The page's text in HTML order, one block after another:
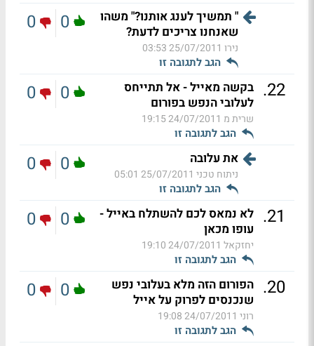
" תמשיך לענג אותנו?" משהו
שאנחנו צריכים לדעת?
נירו 25/07/2011 03:53
הגב לתגובה זו
0
0
22
. בקשה מאייל - אל תתייחס
לעלובי הנפש בפורום
שרית מ 24/07/2011 19:15
הגב לתגובה זו
0
0
את עלובה
ניתוח טכני 25/07/2011 05:01
הגב לתגובה זו
0
0
21
. לא נמאס לכם להשתלח באייל -
עופו מכאן
יחזקאל 24/07/2011 19:10
הגב לתגובה זו
0
0
20
. הפורום הזה מלא בעלובי נפש
שנכנסים לפרוק על אייל
רוני 24/07/2011 19:08
הגב לתגובה זו
0
0